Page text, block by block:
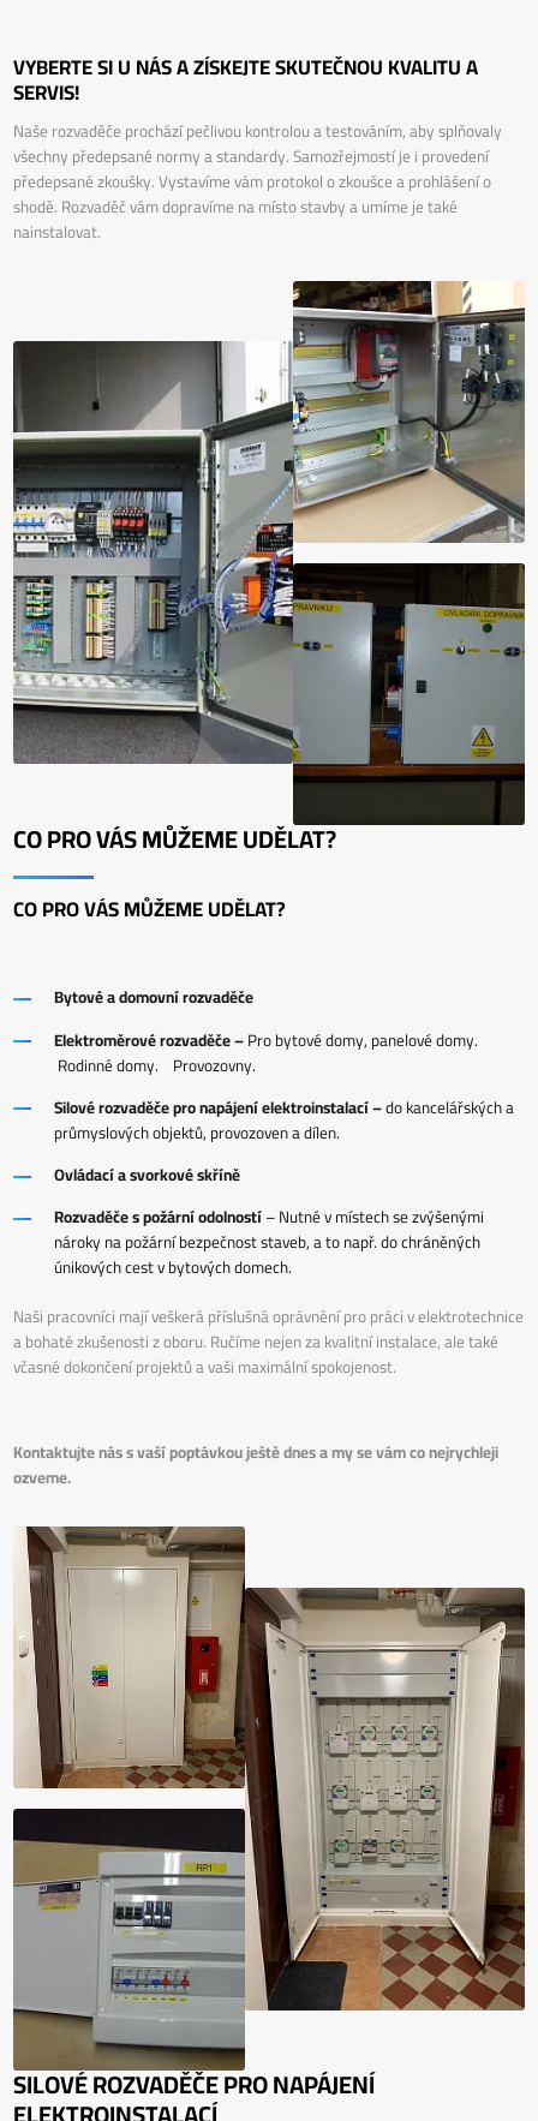
VYBERTE SI U NÁS A ZÍSKEJTE SKUTEČNOU KVALITU A
SERVIS!
Naše rozvaděče prochází pečlivou kontrolou a testováním, aby splňovaly
všechny předepsané normy a standardy. Samozřejmostí je i provedení
předepsané zkoušky. Vystavíme vám protokol o zkoušce a prohlášení o
shodě. Rozvaděč vám dopravíme na místo stavby a umíme je také
nainstalovat.
CO PRO VÁS MŮŽEME UDĚLAT?
CO PRO VÁS MŮŽEME UDĚLAT?
Bytové a domovní rozvaděče
Elektroměrové rozvaděče –Pro bytové domy, panelové domy.
Rodinné domy. Provozovny.
Silové rozvaděče pro napájení elektroinstalací –do kancelářských a
průmyslových objektů, provozoven a dílen.
Ovládací a svorkové skříně
Rozvaděče s požární odolností– Nutné v místech se zvýšenými
nároky na požární bezpečnost staveb, a to např. do chráněných
únikových cest v bytových domech.
Naši pracovníci mají veškerá příslušná oprávnění pro práci v elektrotechnice
a bohaté zkušenosti z oboru. Ručíme nejen za kvalitní instalace, ale také
včasné dokončení projektů a vaši maximální spokojenost.
Kontaktujte nás s vaší poptávkou ještě dnes a my se vám co nejrychleji
ozveme.
SILOVÉ ROZVADĚČE PRO NAPÁJENÍ